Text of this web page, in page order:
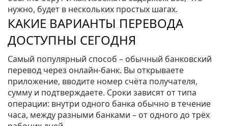
нужно, будет в нескольких простых шагах.
КАКИЕ ВАРИАНТЫ ПЕРЕВОДА
ДОСТУПНЫ СЕГОДНЯ
Самый популярный способ – обычный банковский
перевод через онлайн‑банк. Вы открываете
приложение, вводите номер счёта получателя,
сумму и подтверждаете. Сроки зависят от типа
операции: внутри одного банка обычно в течение
часа, между разными банками – от одного до трёх